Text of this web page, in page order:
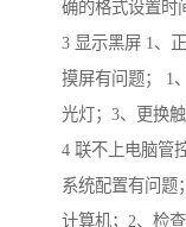
确的格式设置时
3 显示黑屏 1、
摸屏有问题； 1
光灯；3、更换触
4 联不上电脑管
系统配置有问题
计算机；2、检